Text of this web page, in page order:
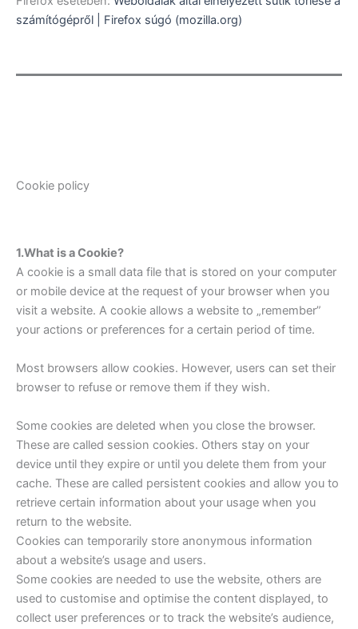
számítógépről | Firefox súgó (mozilla.org)
Cookie policy
1.What is a Cookie?
A cookie is a small data file that is stored on your computer
or mobile device at the request of your browser when you
visit a website. A cookie allows a website to „remember”
your actions or preferences for a certain period of time.
Most browsers allow cookies. However, users can set their
browser to refuse or remove them if they wish.
Some cookies are deleted when you close the browser.
These are called session cookies. Others stay on your
device until they expire or until you delete them from your
cache. These are called persistent cookies and allow you to
retrieve certain information about your usage when you
return to the website.
Cookies can temporarily store anonymous information
about a website’s usage and users.
Some cookies are needed to use the website, others are
used to customise and optimise the content displayed, to
collect user preferences or to track the website’s audience,